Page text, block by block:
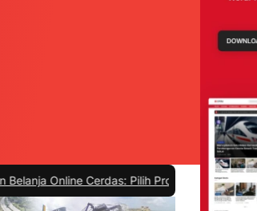
Cerdas: Pilih Produk dengan Bijak dan